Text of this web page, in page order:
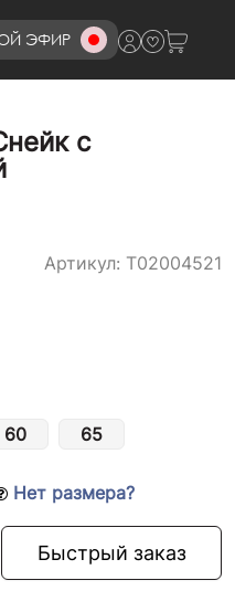
ЭФИР8 (800)777-72-69
с
Артикул: Т02004521
60 65
Нет размера?
Быстрый заказ